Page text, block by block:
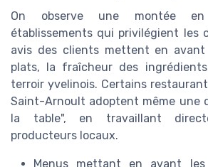
On observe une montée en
établissements qui privilégient les
avis des clients mettent en avant
plats, la fraîcheur des
terroir yvelinois. Certains
Saint-Arnoult adoptent même une
la table", en travaillant
producteurs locaux.
Menus mettant en avant